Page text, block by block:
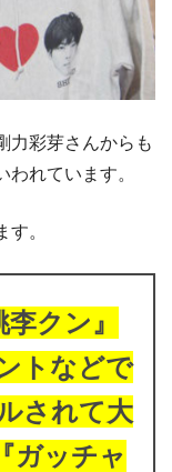
力彩芽さんからも
れています。
。
クン』
トなどで
されて大
ガッチャ